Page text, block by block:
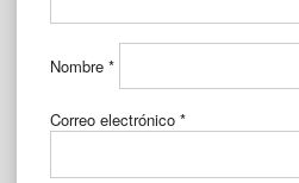
Nombre *
Correo electrónico *